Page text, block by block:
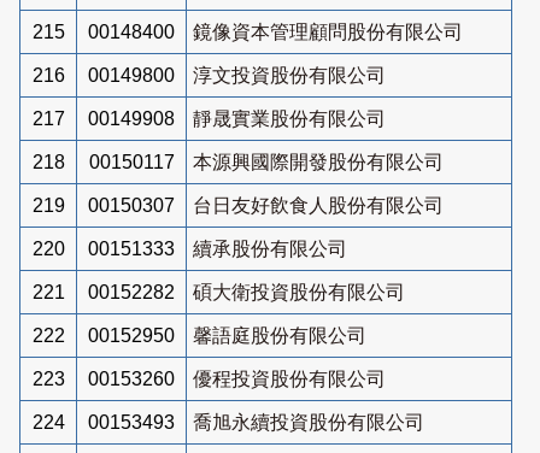
215 00148400 鏡像資本管理顧問股份有限公司
216 00149800 淳文投資股份有限公司
217 00149908 靜晟實業股份有限公司
218 00150117 本源興國際開發股份有限公司
219 00150307 台日友好飲食人股份有限公司
220 00151333 續承股份有限公司
221 00152282 碩大衛投資股份有限公司
222 00152950 馨語庭股份有限公司
223 00153260 優程投資股份有限公司
224 00153493 喬旭永續投資股份有限公司